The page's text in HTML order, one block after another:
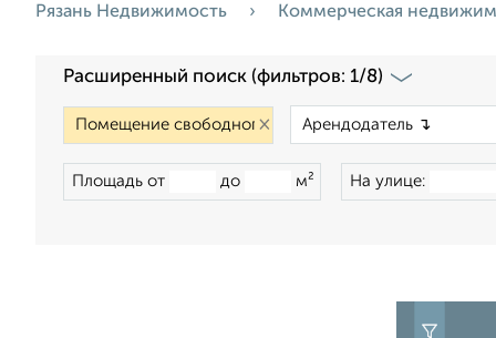
Рязань Недвижимость Коммерческая
Расширенный поиск (фильтров: 1/8)
×
Площадь от до м² На улице: